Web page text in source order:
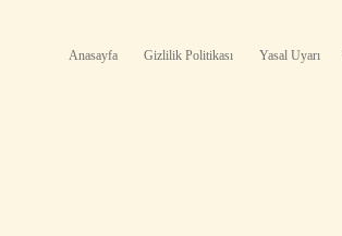
Anasayfa Gizlilik Politikası Yasal Uyarı